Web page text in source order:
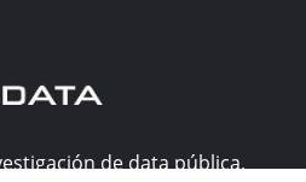
de data pública,